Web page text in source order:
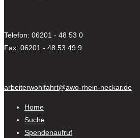
Telefon: 06201 - 48 53 0
Fax: 06201 - 48 53 49 9
arbeiterwohlfahrt@awo-rhein-neckar.de
Home
Suche
Spendenaufruf